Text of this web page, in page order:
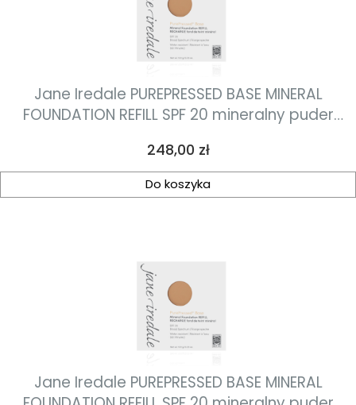
Jane Iredale PUREPRESSED BASE MINERAL
FOUNDATION REFILL SPF 20 mineralny puder
Cena
248,00 zł
Do koszyka
Jane Iredale PUREPRESSED BASE MINERAL